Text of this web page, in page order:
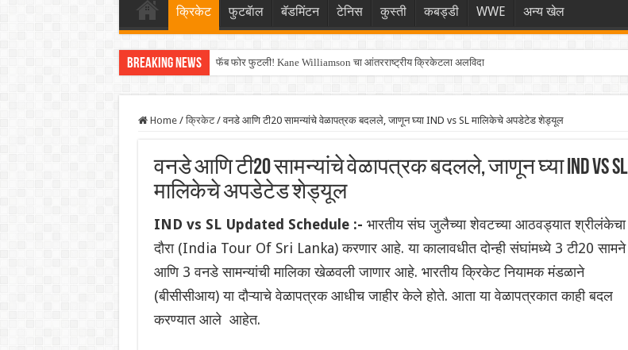
क्रिकेट फुटबॅाल बॅडमिंटन टेनिस कुस्ती कबड्डी WWE अन्य खेल
Breaking News फॅब फोर फुटली! Kane Williamson चा आंतरराष्ट्रीय क्रिकेटला अलविदा
Home / क्रिकेट / वनडे आणि टी20 सामन्यांचे वेळापत्रक बदलले, जाणून घ्या IND vs SL मालिकेचे अपडेटेड शेड्यूल
वनडे आणि टी20 सामन्यांचे वेळापत्रक बदलले, जाणून घ्या IND vs SL
मालिकेचे अपडेटेड शेड्यूल
IND vs SL Updated Schedule :- भारतीय संघ जुलैच्या शेवटच्या आठवड्यात श्रीलंकेचा
दौरा (India Tour Of Sri Lanka) करणार आहे. या कालावधीत दोन्ही संघांमध्ये 3 टी20 सामने
आणि 3 वनडे सामन्यांची मालिका खेळवली जाणार आहे. भारतीय क्रिकेट नियामक मंडळाने
(बीसीसीआय) या दौऱ्याचे वेळापत्रक आधीच जाहीर केले होते. आता या वेळापत्रकात काही बदल
करण्यात आले आहेत.